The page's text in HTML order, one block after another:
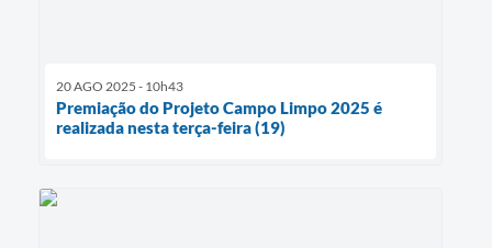
20 AGO 2025 - 10h43
Premiação do Projeto Campo Limpo 2025 é
realizada nesta terça-feira (19)